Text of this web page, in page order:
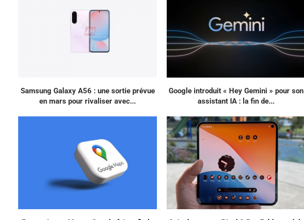
Samsung Galaxy A56 : une sortie prévue
en mars pour rivaliser avec...
Google introduit « Hey Gemini » pour son
assistant IA : la fin de...